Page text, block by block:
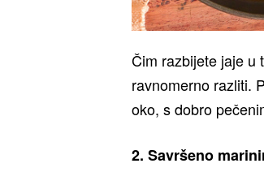
Čim razbijete jaje u
ravnomerno razliti.
oko, s dobro
2. Savršeno